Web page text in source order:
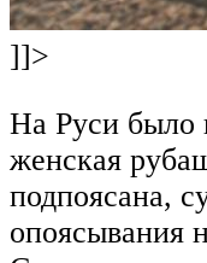
]]>
На Руси было
женская
подпоясана,
опоясывания